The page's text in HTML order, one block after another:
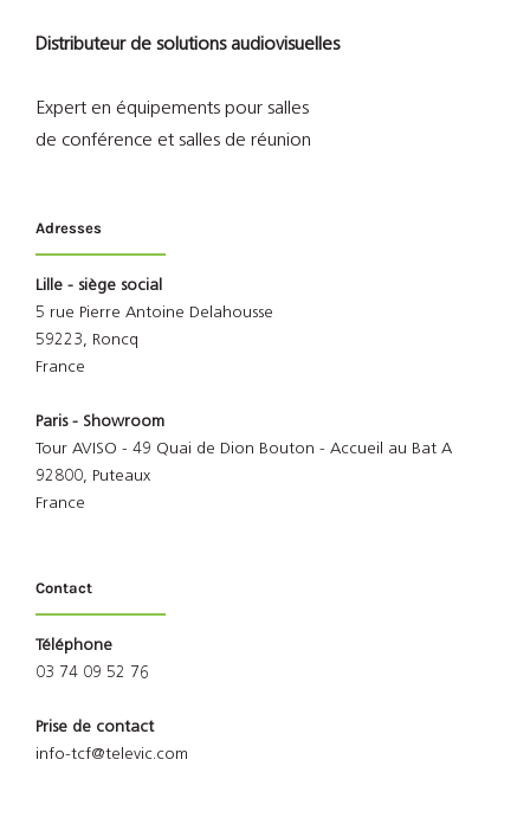
Distributeur de solutions audiovisuelles
Expert en équipements pour salles
de conférence et salles de réunion
Adresses
Lille - siège social
5 rue Pierre Antoine Delahousse
59223, Roncq
France
Paris - Showroom
Tour AVISO - 49 Quai de Dion Bouton - Accueil au Bat A
92800, Puteaux
France
Contact
Téléphone
03 74 09 52 76
Prise de contact
info-tcf@televic.com